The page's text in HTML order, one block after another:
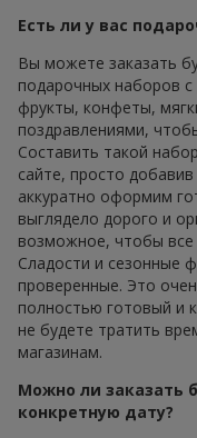
Есть ли у вас
Вы можете заказать
подарочных наборов
фрукты, конфеты,
поздравлениями,
Составить такой
сайте, просто
аккуратно оформим
выглядело дорого и
возможное, чтобы все
Сладости и сезонные
проверенные. Это
полностью готовый и
не будете тратить
магазинам.
Можно ли заказать
конкретную дату?